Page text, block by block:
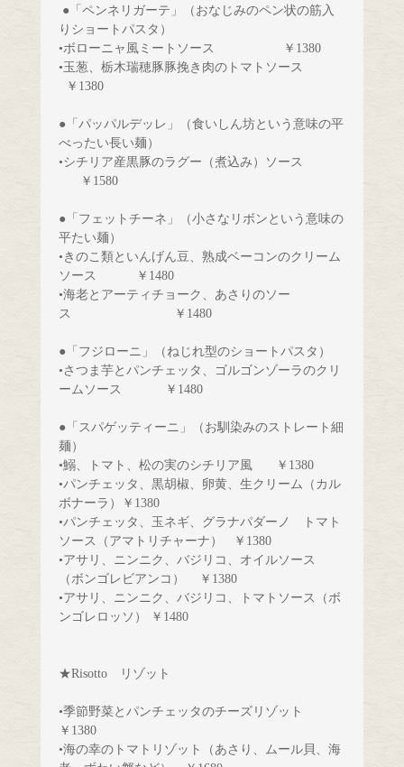
●「ペンネリガーテ」（おなじみのペン状の筋入
りショートパスタ）
•ボローニャ風ミートソース
￥1380
￥1380
●「パッパルデッレ」（食いしん坊という意味の平
•シチリア産黒豚のラグー（煮込み）ソース
￥1580
●「フェットチーネ」（小さなリボンという意味の
平たい麺）
•きのこ類といんげん豆、熟成ベーコンのクリーム
ソース
￥1480
•海老とアーティチョーク、あさりのソー
ス
￥1480
●「フジローニ」（ねじれ型のショートパスタ）
•さつま芋とパンチェッタ、ゴルゴンゾーラのクリ
ームソース
￥1480
●「スパゲッティーニ」（お馴染みのストレート細
麺）
•鰯、トマト、松の実のシチリア風   　￥1380
•パンチェッタ、黒胡椒、卵黄、生クリーム（カル
ボナーラ）￥1380
•パンチェッタ、玉ネギ、グラナパダーノ
トマト
ソース（アマトリチャーナ）
￥1380
•アサリ、ニンニク、バジリコ、オイルソース
（ボンゴレビアンコ）
￥1380
•アサリ、ニンニク、バジリコ、トマトソース（ボ
ンゴレロッソ） ￥1480
★Risotto　リゾット
•季節野菜とパンチェッタのチーズリゾット
￥1380
•海の幸のトマトリゾット（あさり、ムール貝、海